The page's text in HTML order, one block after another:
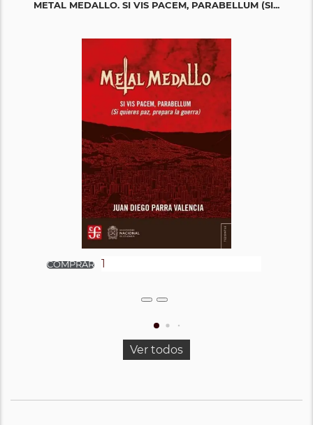
METAL MEDALLO. SI VIS PACEM, PARABELLUM (SI...
Ver todos